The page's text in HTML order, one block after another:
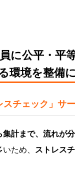
に公平・平
環境を整備
チェック」サ
計まで、流れが
ため、
ストレス